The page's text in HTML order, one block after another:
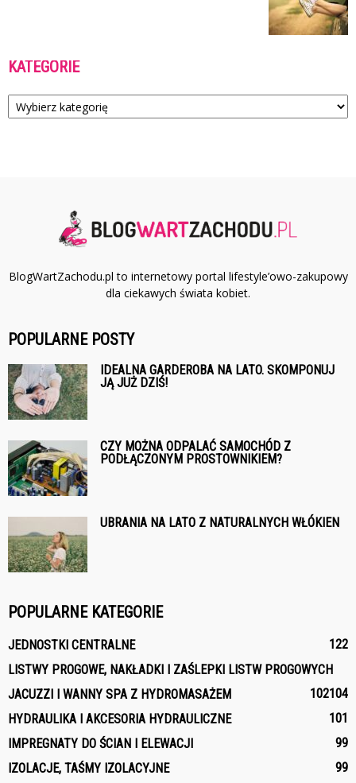
KATEGORIE
Kategorie
BlogWartZachodu.pl to internetowy portal lifestyle’owo-zakupowy
dla ciekawych świata kobiet.
POPULARNE POSTY
IDEALNA GARDEROBA NA LATO. SKOMPONUJ
JĄ JUŻ DZIŚ!
CZY MOŻNA ODPALAĆ SAMOCHÓD Z
PODŁĄCZONYM PROSTOWNIKIEM?
UBRANIA NA LATO Z NATURALNYCH WŁÓKIEN
POPULARNE KATEGORIE
JEDNOSTKI CENTRALNE
122
LISTWY PROGOWE, NAKŁADKI I ZAŚLEPKI LISTW PROGOWYCH
104
JACUZZI I WANNY SPA Z HYDROMASAŻEM
102
HYDRAULIKA I AKCESORIA HYDRAULICZNE
101
IMPREGNATY DO ŚCIAN I ELEWACJI
99
IZOLACJE, TAŚMY IZOLACYJNE
99